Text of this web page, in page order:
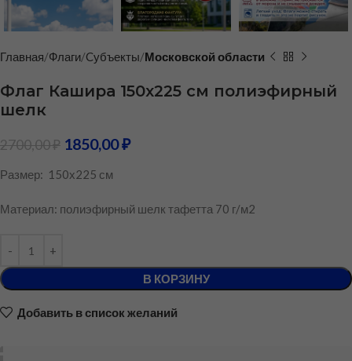
Главная Флаги Cубъекты Московской области
Флаг Кашира 150х225 см полиэфирный
шелк
2700,00₽ 1850,00₽
Размер: 150х225 см
Материал: полиэфирный шелк тафетта 70 г/м2
В КОРЗИНУ
Добавить в список желаний